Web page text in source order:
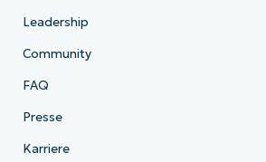
Leadership
Community
FAQ
Presse
Karriere